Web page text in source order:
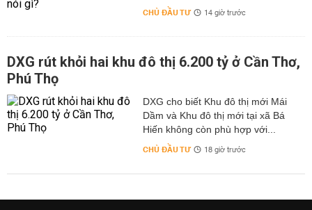
CHỦ ĐẦU TƯ 14 giờ trước
DXG rút khỏi hai khu đô thị 6.200 tỷ ở Cần Thơ,
Phú Thọ
DXG cho biết Khu đô thị mới Mái
Dầm và Khu đô thị mới tại xã Bá
Hiến không còn phù hợp với...
CHỦ ĐẦU TƯ 18 giờ trước